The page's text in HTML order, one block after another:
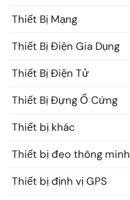
Thiết Bị Mạng
Thiết Bị Điện Gia Dụng
Thiết Bị Điện Tử
Thiết Bị Đựng Ổ Cứng
Thiết bị khác
Thiết bị đeo thông minh
Thiết bị định vị GPS